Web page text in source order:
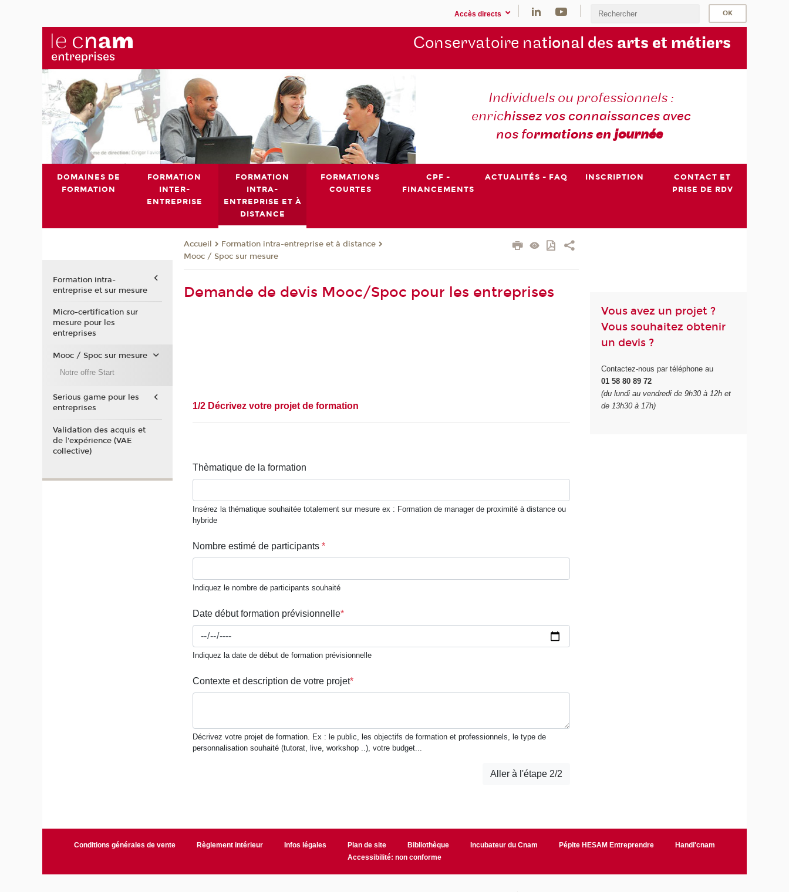
Accès directs
Conservatoire national des arts et métiers
Individuels ou professionnels :
enrichissez vos connaissances avec
nos formations enjournée
DOMAINES DE
FORMATION
FORMATION
INTER-
ENTREPRISE
FORMATION
INTRA-
ENTREPRISE ET À
DISTANCE
FORMATIONS
COURTES
CPF -
FINANCEMENTS
ACTUALITÉS - FAQ INSCRIPTION
CONTACT ET
PRISE DE RDV
Accueil
Formation intra-entreprise et à distance
Mooc / Spoc sur mesure
Demande de devis Mooc/Spoc pour les entreprises
Vous avez un projet ?
Vous souhaitez obtenir
un devis ?
Contactez-nous par téléphone au
01 58 80 89 72
(du lundi au vendredi de 9h30 à 12h et
de 13h30 à 17h)
Formation intra-
entreprise et sur mesure
Micro-certification sur
mesure pour les
entreprises
Mooc / Spoc sur mesure
Notre offre Start
Serious game pour les
entreprises
Validation des acquis et
de l'expérience (VAE
collective)
Conditions générales de vente Règlement intérieur Infos légales Plan de site Bibliothèque Incubateur du Cnam Pépite HESAM Entreprendre
Handi'cnam
Accessibilité: non conforme